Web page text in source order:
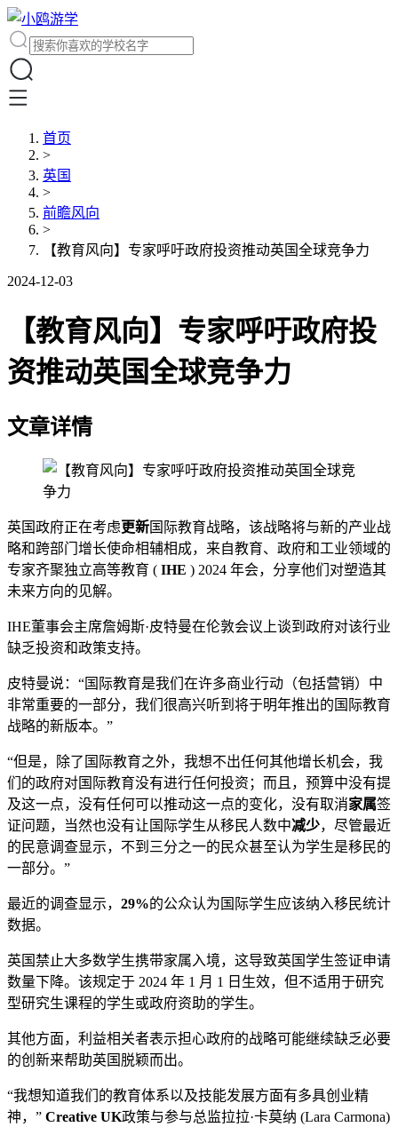
首页
>
英国
>
前瞻风向
>
【教育风向】专家呼吁政府投资推动英国全球竞争力
2024-12-03
【教育风向】专家呼吁政府投
资推动英国全球竞争力
文章详情
英国政府正在考虑更新国际教育战略，该战略将与新的产业战
略和跨部门增长使命相辅相成，来自教育、政府和工业领域的
专家齐聚独立高等教育 ( IHE ) 2024 年会，分享他们对塑造其
未来方向的见解。
IHE董事会主席詹姆斯·皮特曼在伦敦会议上谈到政府对该行业
缺乏投资和政策支持。
皮特曼说：“国际教育是我们在许多商业行动（包括营销）中
非常重要的一部分，我们很高兴听到将于明年推出的国际教育
战略的新版本。”
“但是，除了国际教育之外，我想不出任何其他增长机会，我
们的政府对国际教育没有进行任何投资；而且，预算中没有提
及这一点，没有任何可以推动这一点的变化，没有取消家属签
证问题，当然也没有让国际学生从移民人数中减少，尽管最近
的民意调查显示，不到三分之一的民众甚至认为学生是移民的
一部分。”
最近的调查显示， 29%的公众认为国际学生应该纳入移民统计
数据。
英国禁止大多数学生携带家属入境，这导致英国学生签证申请
数量下降。该规定于 2024 年 1 月 1 日生效，但不适用于研究
型研究生课程的学生或政府资助的学生。
其他方面，利益相关者表示担心政府的战略可能继续缺乏必要
的创新来帮助英国脱颖而出。
“我想知道我们的教育体系以及技能发展方面有多具创业精
神，” Creative UK政策与参与总监拉拉·卡莫纳 (Lara Carmona)